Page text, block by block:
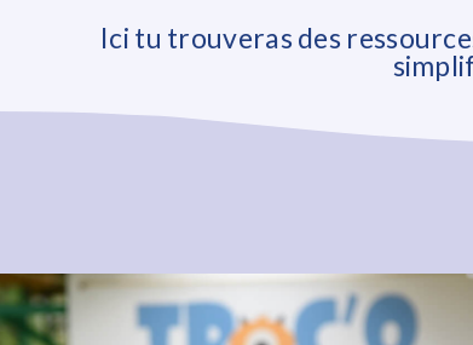
Ici tu trouveras des